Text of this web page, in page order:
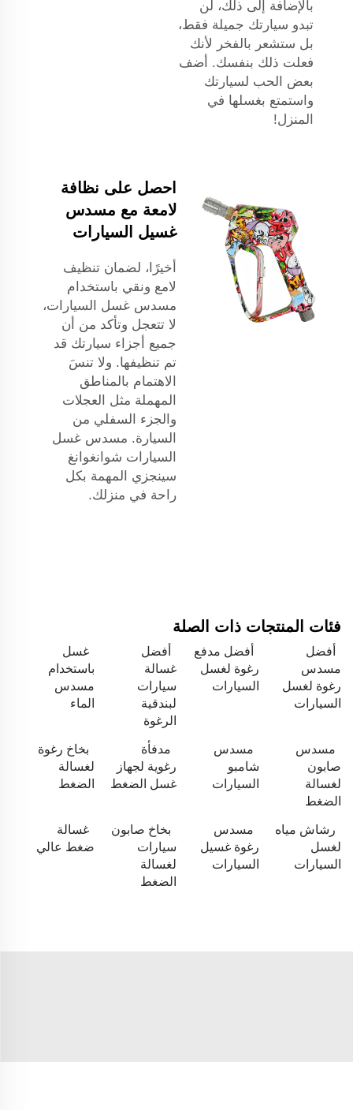
بالإضافة إلى ذلك، لن
تبدو سيارتك جميلة فقط،
بل ستشعر بالفخر لأنك
فعلت ذلك بنفسك. أضف
بعض الحب لسيارتك
واستمتع بغسلها في
المنزل!
احصل على نظافة
لامعة مع مسدس
غسيل السيارات
أخيرًا، لضمان تنظيف
لامع ونقي باستخدام
مسدس غسل السيارات،
لا تتعجل وتأكد من أن
جميع أجزاء سيارتك قد
تم تنظيفها. ولا تنسَ
الاهتمام بالمناطق
المهملة مثل العجلات
والجزء السفلي من
السيارة. مسدس غسل
السيارات شوانغوانغ
سينجزي المهمة بكل
راحة في منزلك.
فئات المنتجات ذات الصلة
أفضل
مسدس
رغوة لغسل
السيارات
أفضل مدفع
رغوة لغسل
السيارات
أفضل
غسالة
سيارات
لبندقية
الرغوة
غسل
باستخدام
مسدس
الماء
مسدس
صابون
لغسالة
الضغط
مسدس
شامبو
السيارات
مدفأة
رغوية لجهاز
غسل الضغط
بخاخ رغوة
لغسالة
الضغط
رشاش مياه
لغسل
السيارات
مسدس
رغوة غسيل
السيارات
بخاخ صابون
سيارات
لغسالة
الضغط
غسالة
ضغط عالي